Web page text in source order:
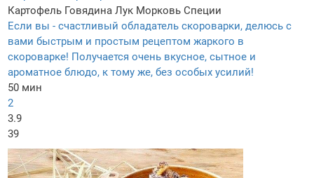
Картофель Говядина Лук Морковь Специи
Если вы - счастливый обладатель скороварки, делюсь с
вами быстрым и простым рецептом жаркого в
скороварке! Получается очень вкусное, сытное и
ароматное блюдо, к тому же, без особых усилий!
50 мин
2
3.9
39